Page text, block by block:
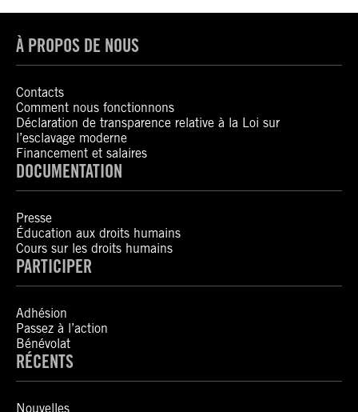
À PROPOS DE NOUS
Contacts
Comment nous fonctionnons
Déclaration de transparence relative à la Loi sur
l’esclavage moderne
Financement et salaires
DOCUMENTATION
Presse
Éducation aux droits humains
Cours sur les droits humains
PARTICIPER
Adhésion
Passez à l’action
Bénévolat
RÉCENTS
Nouvelles